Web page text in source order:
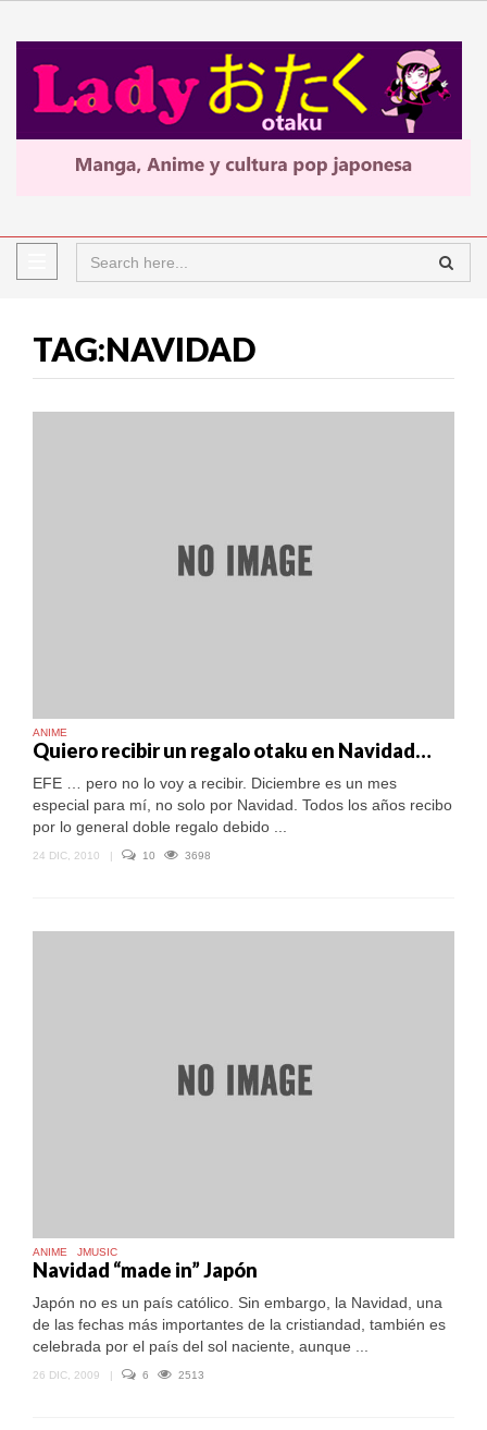
TAG:NAVIDAD
ANIME
Quiero recibir un regalo otaku en Navidad…
EFE … pero no lo voy a recibir. Diciembre es un mes
especial para mí, no solo por Navidad. Todos los años recibo
por lo general doble regalo debido ...
24 DIC, 2010 | 10 3698
ANIME JMUSIC
Navidad “made in” Japón
Japón no es un país católico. Sin embargo, la Navidad, una
de las fechas más importantes de la cristiandad, también es
celebrada por el país del sol naciente, aunque ...
26 DIC, 2009 | 6 2513